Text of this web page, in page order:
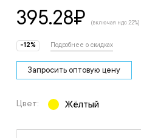
395.28₽ (включая ндс 22%)
-12% Подробнее о скидках
Запросить оптовую цену
Цвет: Жёлтый